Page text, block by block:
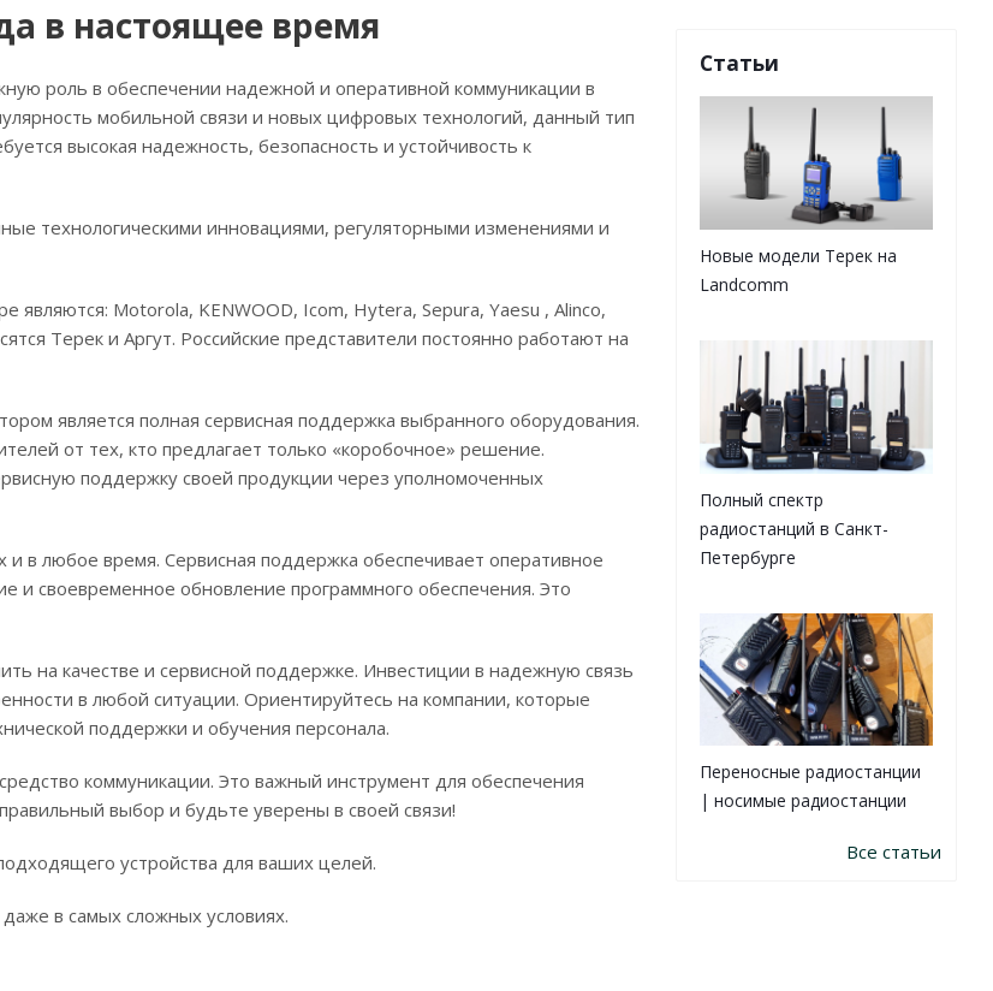
в настоящее время
роль в обеспечении надежной и оперативной коммуникации в
мобильной связи и новых цифровых технологий, данный тип
высокая надежность, безопасность и устойчивость к
технологическими инновациями, регуляторными изменениями и
Motorola, KENWOOD, Icom, Hytera, Sepura, Yaesu , Alinco,
Терек и Аргут. Российские представители постоянно работают на
является полная сервисная поддержка выбранного оборудования.
от тех, кто предлагает только «коробочное» решение.
поддержку своей продукции через уполномоченных
в любое время. Сервисная поддержка обеспечивает оперативное
и своевременное обновление программного обеспечения. Это
на качестве и сервисной поддержке. Инвестиции в надежную связь
в любой ситуации. Ориентируйтесь на компании, которые
поддержки и обучения персонала.
коммуникации. Это важный инструмент для обеспечения
выбор и будьте уверены в своей связи!
устройства для ваших целей.
в самых сложных условиях.
Статьи
Новые модели Терек на
Landcomm
Полный спектр
радиостанций в Санкт-
Петербурге
Переносные радиостанции
| носимые радиостанции
Все статьи